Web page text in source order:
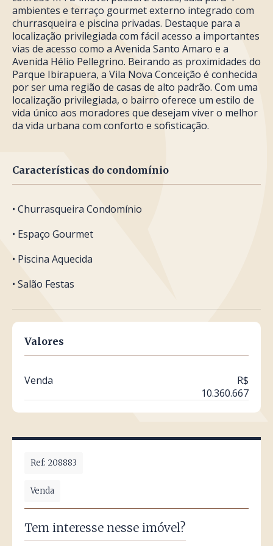
ambientes e terraço gourmet externo integrado com
churrasqueira e piscina privadas. Destaque para a
localização privilegiada com fácil acesso a importantes
vias de acesso como a Avenida Santo Amaro e a
Avenida Hélio Pellegrino. Beirando as proximidades do
Parque Ibirapuera, a Vila Nova Conceição é conhecida
por ser uma região de casas de alto padrão. Com uma
localização privilegiada, o bairro oferece um estilo de
vida único aos moradores que desejam viver o melhor
da vida urbana com conforto e sofisticação.
Características do condomínio
• Churrasqueira Condomínio
• Espaço Gourmet
• Piscina Aquecida
• Salão Festas
Valores
Venda
R$
10.360.667
Ref: 208883
Venda
Tem interesse nesse imóvel?